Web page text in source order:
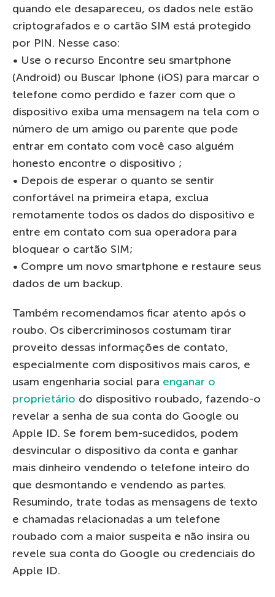
quando ele desapareceu, os dados nele estão
criptografados e o cartão SIM está protegido
por PIN. Nesse caso:
• Use o recurso Encontre seu smartphone
(Android) ou Buscar Iphone (iOS) para marcar o
telefone como perdido e fazer com que o
dispositivo exiba uma mensagem na tela com o
número de um amigo ou parente que pode
entrar em contato com você caso alguém
honesto encontre o dispositivo ;
• Depois de esperar o quanto se sentir
confortável na primeira etapa, exclua
remotamente todos os dados do dispositivo e
entre em contato com sua operadora para
bloquear o cartão SIM;
• Compre um novo smartphone e restaure seus
dados de um backup.
Também recomendamos ficar atento após o
roubo. Os cibercriminosos costumam tirar
proveito dessas informações de contato,
especialmente com dispositivos mais caros, e
usam engenharia social para enganar o
proprietário do dispositivo roubado, fazendo-o
revelar a senha de sua conta do Google ou
Apple ID. Se forem bem-sucedidos, podem
desvincular o dispositivo da conta e ganhar
mais dinheiro vendendo o telefone inteiro do
que desmontando e vendendo as partes.
Resumindo, trate todas as mensagens de texto
e chamadas relacionadas a um telefone
roubado com a maior suspeita e não insira ou
revele sua conta do Google ou credenciais do
Apple ID.